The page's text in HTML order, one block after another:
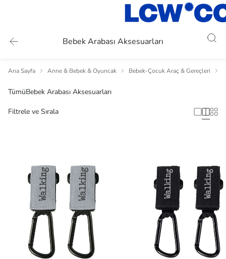
Bebek Arabası Aksesuarları
Ana Sayfa Anne & Bebek & Oyuncak Bebek-Çocuk Araç & Gereçleri
TümüBebek Arabası Aksesuarları
Filtrele ve Sırala